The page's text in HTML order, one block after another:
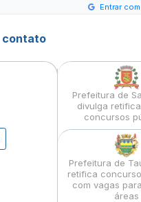
Entrar
contato
Prefeitura de
divulga
concursos
Prefeitura de
retifica
com vagas
áreas